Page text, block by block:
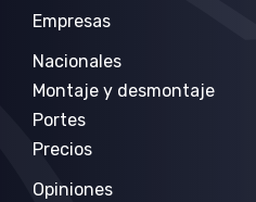
Empresas
Nacionales
Montaje y desmontaje
Portes
Precios
Opiniones